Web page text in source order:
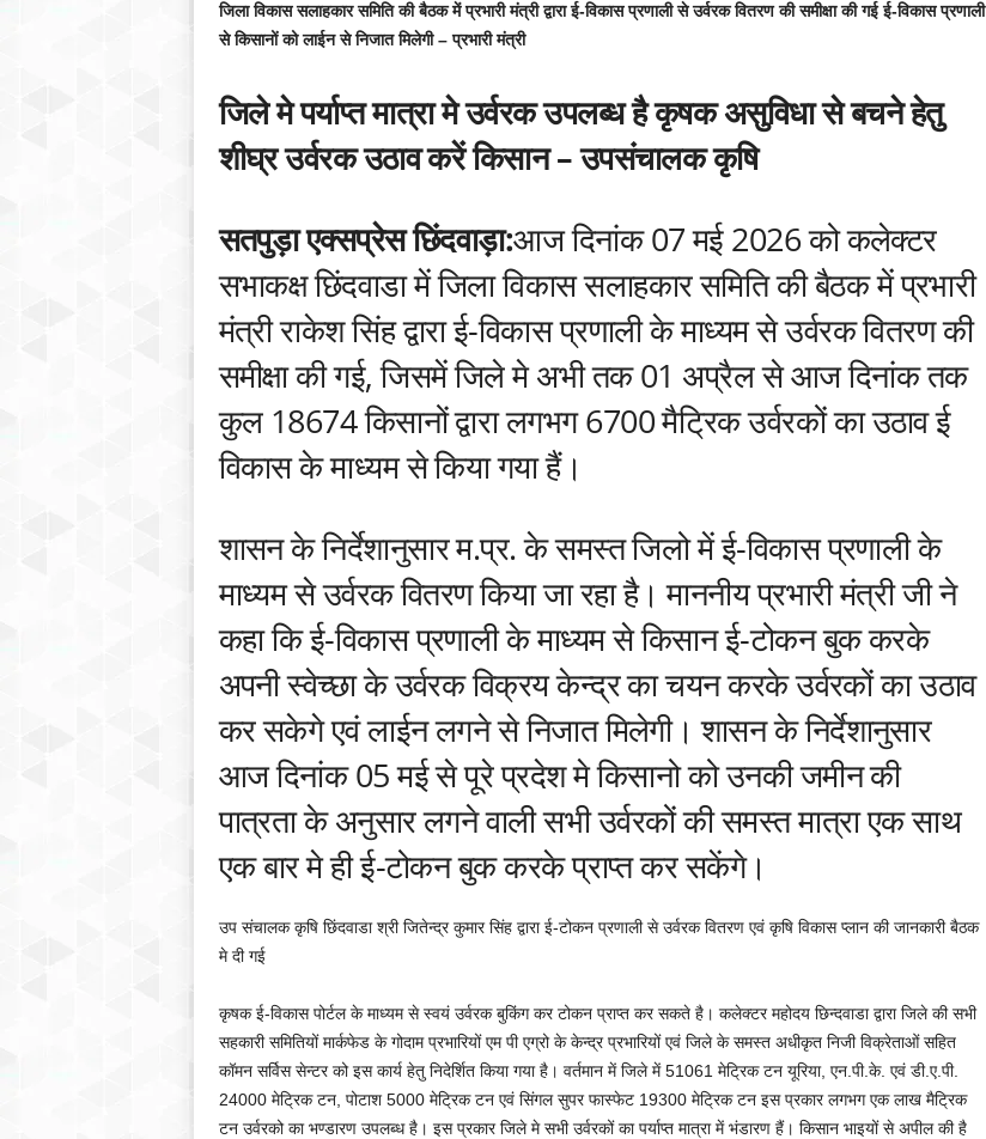
जिला विकास सलाहकार समिति की बैठक में प्रभारी मंत्री द्वारा ई-विकास प्रणाली से उर्वरक वितरण की समीक्षा की गई ई-विकास प्रणाली
से किसानों को लाईन से निजात मिलेगी – प्रभारी मंत्री
जिले मे पर्याप्त मात्रा मे उर्वरक उपलब्ध है कृषक असुविधा से बचने हेतु
शीघ्र उर्वरक उठाव करें किसान – उपसंचालक कृषि
सतपुड़ा एक्सप्रेस छिंदवाड़ा:आज दिनांक 07 मई 2026 को कलेक्‍टर
सभाकक्ष छिंदवाडा में जिला विकास सलाहकार समिति की बैठक में प्रभारी
मंत्री राकेश सिंह द्वारा ई-विकास प्रणाली के माध्‍यम से उर्वरक वितरण की
समीक्षा की गई, जिसमें जिले मे अभी तक 01 अप्रैल से आज दिनांक तक
कुल 18674 किसानों द्वारा लगभग 6700 मैट्रिक उर्वरकों का उठाव ई
विकास के माध्यम से किया गया हैं।
शासन के निर्देशानुसार म.प्र. के समस्त जिलो में ई-विकास प्रणाली के
माध्यम से उर्वरक वितरण किया जा रहा है। माननीय प्रभारी मंत्री जी ने
कहा कि ई-विकास प्रणाली के माध्‍यम से किसान ई-टोकन बुक करके
अपनी स्‍वेच्‍छा के उर्वरक विक्रय केन्‍द्र का चयन करके उर्वरकों का उठाव
कर सकेगे एवं लाईन लगने से निजात मिलेगी। शासन के निर्देशानुसार
आज दिनांक 05 मई से पूरे प्रदेश मे किसानो को उनकी जमीन की
पात्रता के अनुसार लगने वाली सभी उर्वरकों की समस्त मात्रा एक साथ
एक बार मे ही ई-टोकन बुक करके प्राप्त कर सकेंगे।
उप संचालक कृषि छिंदवाडा श्री जितेन्‍द्र कुमार सिंह द्वारा ई-टोकन प्रणाली से उर्वरक वितरण एवं कृषि विकास प्‍लान की जानकारी बैठक
मे दी गई
कृषक ई-विकास पोर्टल के माध्यम से स्वयं उर्वरक बुकिंग कर टोकन प्राप्त कर सकते है। कलेक्टर महोदय छिन्दवाडा द्वारा जिले की सभी
सहकारी समितियों मार्कफेड के गोदाम प्रभारियों एम पी एग्रो के केन्द्र प्रभारियों एवं जिले के समस्त अधीकृत निजी विक्रेताओं सहित
कॉमन सर्विस सेन्टर को इस कार्य हेतु निदेर्शित किया गया है। वर्तमान में जिले में 51061 मेट्रिक टन यूरिया, एन.पी.के. एवं डी.ए.पी.
24000 मेट्रिक टन, पोटाश 5000 मेट्रिक टन एवं सिंगल सुपर फास्फेट 19300 मेट्रिक टन इस प्रकार लगभग एक लाख मैट्रिक
टन उर्वरको का भण्डारण उपलब्ध है। इस प्रकार जिले मे सभी उर्वरकों का पर्याप्‍त मात्रा में भंडारण हैं। किसान भाइयों से अपील की है